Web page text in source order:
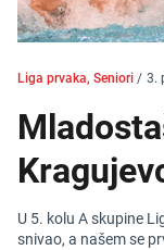
Liga prvaka, Seniori / 3.
U 5. kolu A skupine
snivao, a našem se